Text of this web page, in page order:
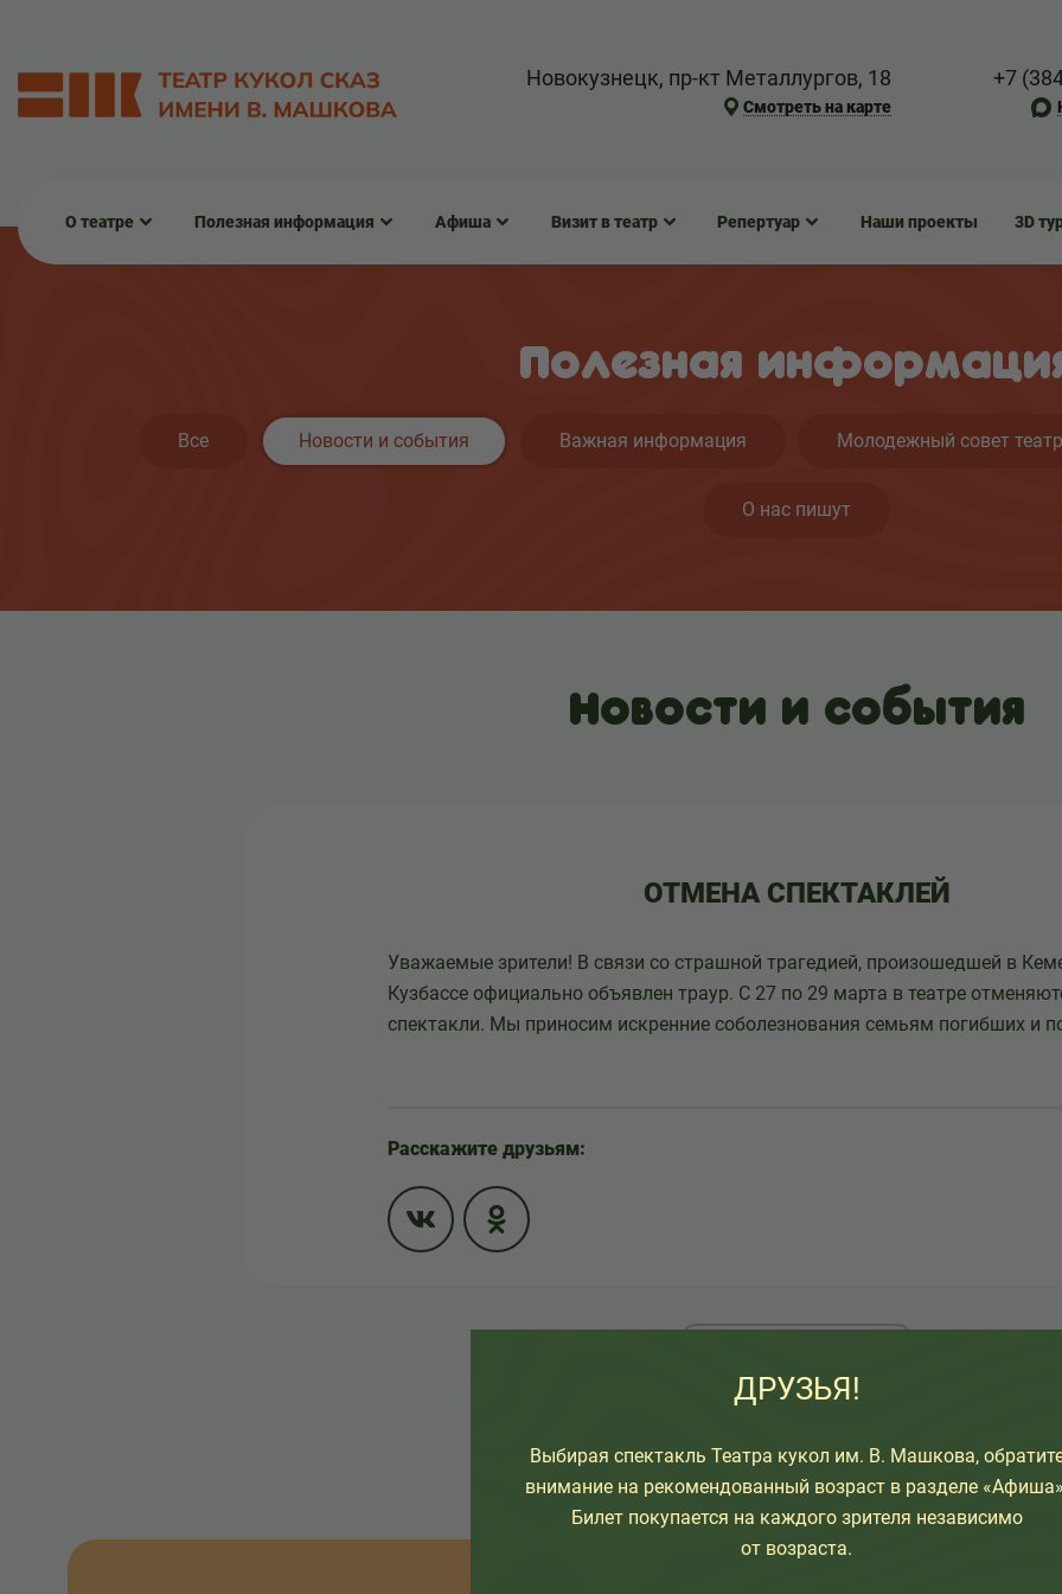
Новокузнецк, пр-кт Металлургов, 18
Смотреть на карте
+7
О театре Полезная информация Афиша Визит в театр Репертуар Наши проекты 3D
Полезная
Все Новости и события Важная информация Молодежный совет
О нас пишут
Новости и события
ОТМЕНА СПЕКТАКЛЕЙ
Уважаемые зрители! В связи со страшной трагедией, произошедшей в
Кузбассе официально объявлен траур. С 27 по 29 марта в театре
спектакли. Мы приносим искренние соболезнования семьям погибших и
Расскажите друзьям:
ДРУЗЬЯ!
Выбирая спектакль Театра кукол им. В. Машкова,
внимание на рекомендованный возраст в разделе
Билет покупается на каждого зрителя независимо
от возраста.